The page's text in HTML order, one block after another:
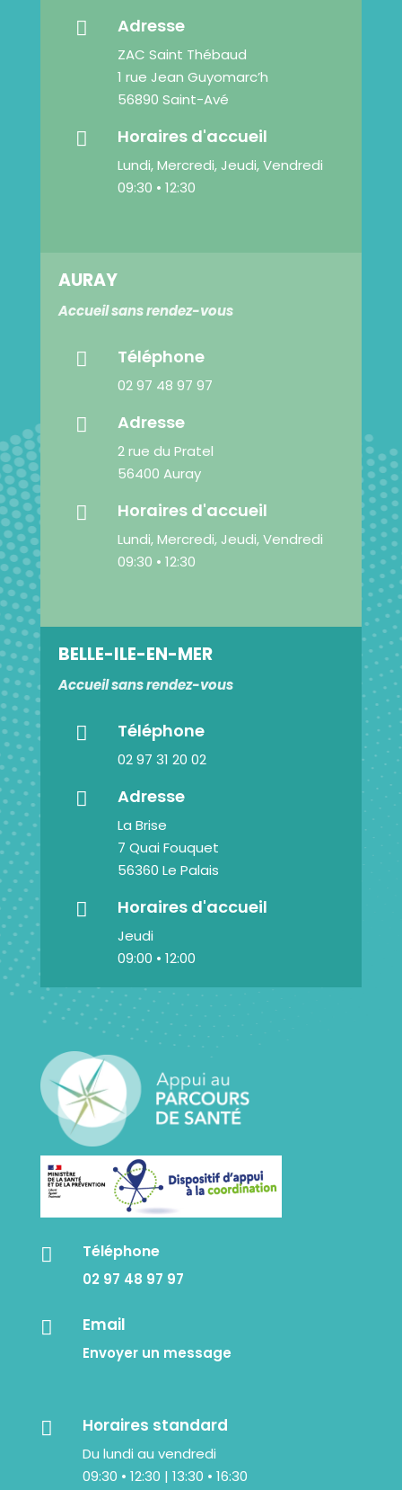
 Adresse
ZAC Saint Thébaud
1 rue Jean Guyomarc’h
56890 Saint-Avé
 Horaires d'accueil
Lundi, Mercredi, Jeudi, Vendredi
09:30 • 12:30
AURAY
Accueil sans rendez-vous
 Téléphone
02 97 48 97 97
 Adresse
2 rue du Pratel
56400 Auray
 Horaires d'accueil
Lundi, Mercredi, Jeudi, Vendredi
09:30 • 12:30
BELLE-ILE-EN-MER
Accueil sans rendez-vous
 Téléphone
02 97 31 20 02
 Adresse
La Brise
7 Quai Fouquet
56360 Le Palais
 Horaires d'accueil
Jeudi
09:00 • 12:00
 Téléphone
02 97 48 97 97
 Email
Envoyer un message
 Horaires standard
Du lundi au vendredi
09:30 • 12:30 | 13:30 • 16:30